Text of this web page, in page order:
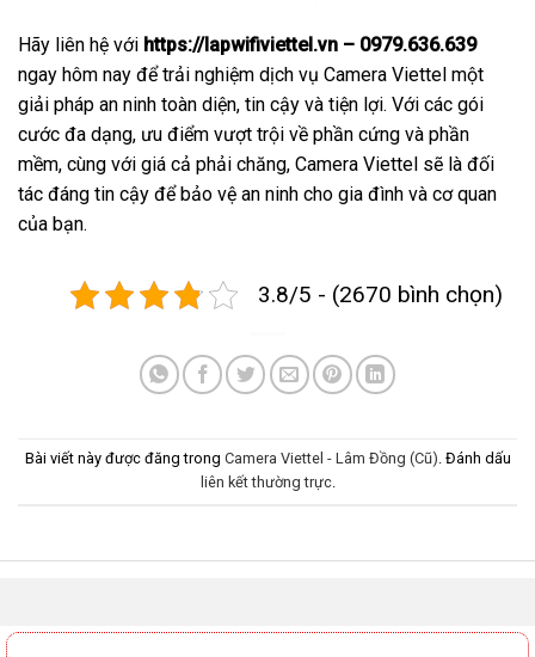
Hãy liên hệ với https://lapwifiviettel.vn – 0979.636.639
ngay hôm nay để trải nghiệm dịch vụ Camera Viettel một
giải pháp an ninh toàn diện, tin cậy và tiện lợi. Với các gói
cước đa dạng, ưu điểm vượt trội về phần cứng và phần
mềm, cùng với giá cả phải chăng, Camera Viettel sẽ là đối
tác đáng tin cậy để bảo vệ an ninh cho gia đình và cơ quan
của bạn.
3.8/5 - (2670 bình chọn)
Bài viết này được đăng trong Camera Viettel - Lâm Đồng (Cũ). Đánh dấu
liên kết thường trực.